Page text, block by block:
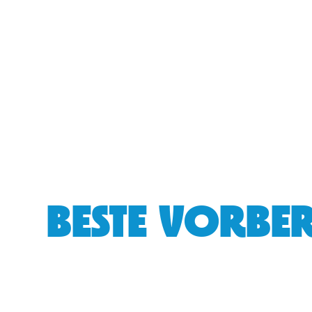
BESTE